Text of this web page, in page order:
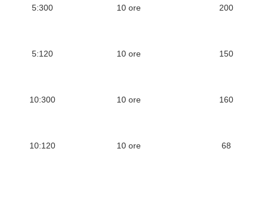
5:300 10 ore 200
5:120 10 ore 150
10:300 10 ore 160
10:120 10 ore 68